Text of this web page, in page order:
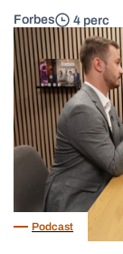
Forbes 4 perc
Podcast